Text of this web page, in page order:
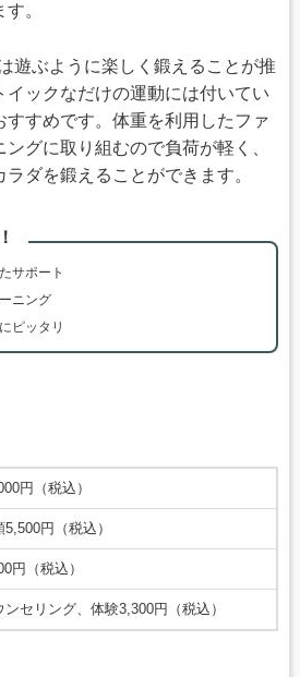
。
遊ぶように楽しく鍛えることが推
イックなだけの運動には付いてい
すすめです。体重を利用したファ
グに取り組むので負荷が軽く、
ダを鍛えることができます。
サポート
ニング
ピッタリ
円（税込）
5,500円（税込）
円（税込）
ンセリング、体験3,300円（税込）